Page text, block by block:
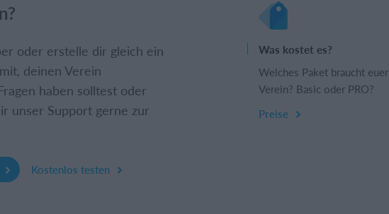
oder erstelle dir gleich ein
deinen Verein
haben solltest oder
unser Support gerne zur
Kostenlos testen
Was kostet es?
Welches Paket braucht euer
Verein? Basic oder PRO?
Preise